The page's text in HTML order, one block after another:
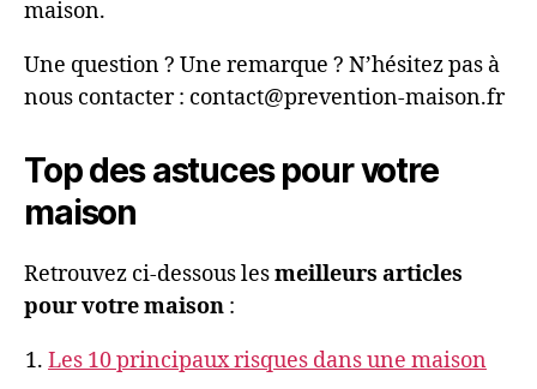
maison.
Une question ? Une remarque ? N’hésitez pas à
nous contacter : contact@prevention-maison.fr
Top des astuces pour votre
maison
Retrouvez ci-dessous lesmeilleurs articles
pour votre maison :
Les 10 principaux risques dans une maison